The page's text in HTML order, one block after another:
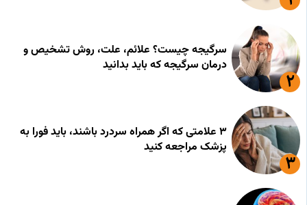
سرگیجه چیست؟ علائم، علت، روش تشخیص و
درمان سرگیجه که باید بدانید
۳ علامتی که اگر همراه سردرد باشند، باید فورا به
پزشک مراجعه کنید